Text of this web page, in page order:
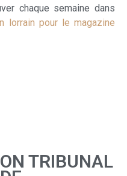
chaque semaine dans
lorrain pour le magazine
TRIBUNAL